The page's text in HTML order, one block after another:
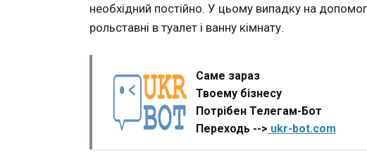
необхідний постійно. У цьому випадку на
рольставні в туалет і ванну кімнату.
Саме зараз
Твоему бізнесу
Потрібен Телегам-Бот
Переходь --> ukr-bot.com